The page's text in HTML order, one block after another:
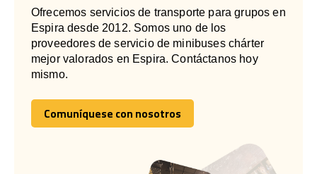
Ofrecemos servicios de transporte para grupos en
Espira desde 2012. Somos uno de los
proveedores de servicio de minibuses chárter
mejor valorados en Espira. Contáctanos hoy
mismo.
Comuníquese con nosotros
Comuníquese con nosotros